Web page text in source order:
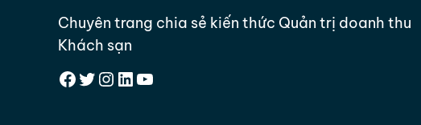
Chuyên trang chia sẻ kiến thức Quản trị doanh thu
Khách sạn
Facebook
Twitter
Instagram
LinkedIn
YouTube